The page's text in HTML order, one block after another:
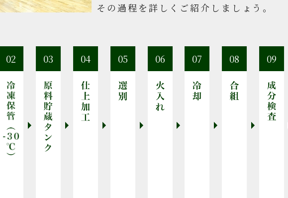
その過程を詳しくご紹介しましょう。
02 03 04 05 06 07 08 09